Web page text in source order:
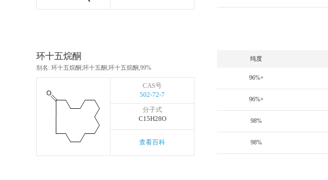
环十五烷酮
别名: 环十五烷酮;环十五酮;环十五烷酮,99%
CAS号
502-72-7
分子式
C15H28O
查看百科
纯度
96%+
96%+
98%
98%